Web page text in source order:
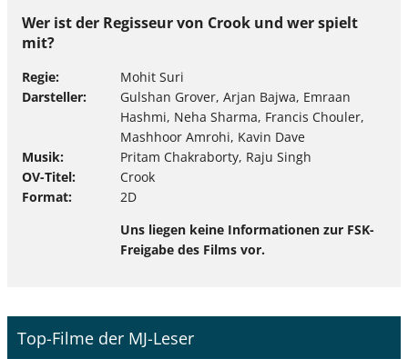
Wer ist der Regisseur von Crook und wer spielt
mit?
Regie
Mohit Suri
Darsteller
Gulshan Grover, Arjan Bajwa, Emraan
Hashmi, Neha Sharma, Francis Chouler,
Mashhoor Amrohi, Kavin Dave
Musik
Pritam Chakraborty, Raju Singh
OV-Titel
Crook
Format
2D
Uns liegen keine Informationen zur FSK-
Freigabe des Films vor.
Top-Filme der MJ-Leser